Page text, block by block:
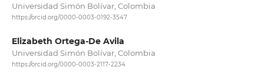
Universidad Simón Bolívar, Colombia
https://orcid.org/0000-0003-0192-3547
Elizabeth Ortega-De Avila
Universidad Simón Bolívar, Colombia
https://orcid.org/0000-0003-2117-2234